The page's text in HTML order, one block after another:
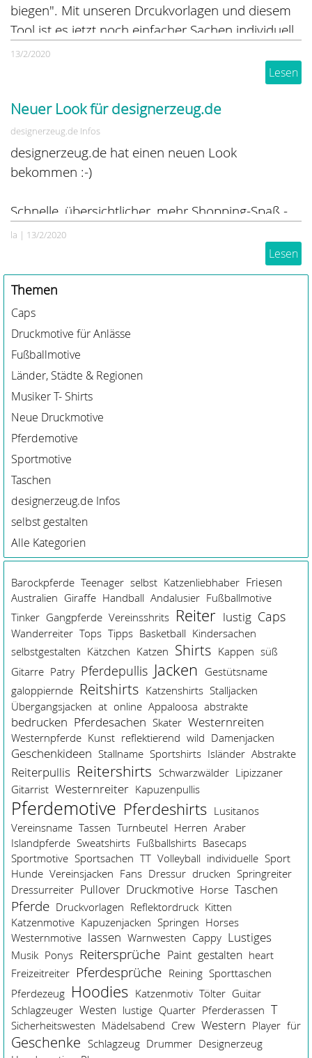
biegen". Mit unseren Drcukvorlagen und diesem
Tool ist es jetzt noch einfacher Sachen individuell
bedrucken zu lassen
13/2/2020
Lesen
Neuer Look für designerzeug.de
designerzeug.de Infos
designerzeug.de hat einen neuen Look
bekommen :-)
Schnelle, übersichtlicher, mehr Shopping-Spaß -
das war das Ziel der Umstrukturierung. Was ist
neu, was ist weg, was bleibt? Hier erfährst du es.
la | 13/2/2020
Lesen
Themen
Caps
Druckmotive für Anlässe
Fußballmotive
Länder, Städte & Regionen
Musiker T- Shirts
Neue Druckmotive
Pferdemotive
Sportmotive
Taschen
designerzeug.de Infos
selbst gestalten
Alle Kategorien
Barockpferde Teenager selbst Katzenliebhaber Friesen
Australien Giraffe Handball Andalusier Fußballmotive
Tinker Gangpferde Vereinsshrits Reiter lustig Caps
Wanderreiter Tops Tipps Basketball Kindersachen
selbstgestalten Kätzchen Katzen Shirts Kappen süß
Gitarre Patry Pferdepullis Jacken Gestütsname
galoppiernde Reitshirts Katzenshirts Stalljacken
Übergangsjacken at online Appaloosa abstrakte
bedrucken Pferdesachen Skater Westernreiten
Westernpferde Kunst reflektierend wild Damenjacken
Geschenkideen Stallname Sportshirts Isländer Abstrakte
Reiterpullis Reitershirts Schwarzwälder Lipizzaner
Gitarrist Westernreiter Kapuzenpullis
Pferdemotive Pferdeshirts Lusitanos
Vereinsname Tassen Turnbeutel Herren Araber
Islandpferde Sweatshirts Fußballshirts Basecaps
Sportmotive Sportsachen TT Volleyball individuelle Sport
Hunde Vereinsjacken Fans Dressur drucken Springreiter
Dressurreiter Pullover Druckmotive Horse Taschen
Pferde Druckvorlagen Reflektordruck Kitten
Katzenmotive Kapuzenjacken Springen Horses
Westernmotive lassen Warnwesten Cappy Lustiges
Musik Ponys Reitersprüche Paint gestalten heart
Freizeitreiter Pferdesprüche Reining Sporttaschen
Pferdezeug Hoodies Katzenmotiv Tölter Guitar
Schlagzeuger Westen lustige Quarter Pferderassen T
Sicherheitswesten Mädelsabend Crew Western Player für
Geschenke Schlagzeug Drummer Designerzeug